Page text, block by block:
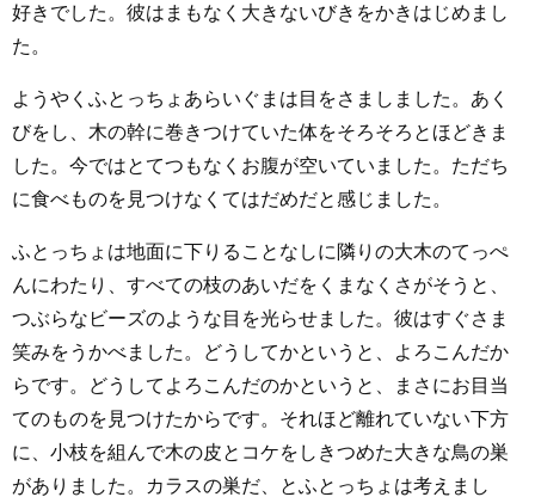
好きでした。彼はまもなく大きないびきをかきはじめまし
た。
ようやくふとっちょあらいぐまは目をさましました。あく
びをし、木の幹に巻きつけていた体をそろそろとほどきま
した。今ではとてつもなくお腹が空いていました。ただち
に食べものを見つけなくてはだめだと感じました。
ふとっちょは地面に下りることなしに隣りの大木のてっぺ
んにわたり、すべての枝のあいだをくまなくさがそうと、
つぶらなビーズのような目を光らせました。彼はすぐさま
笑みをうかべました。どうしてかというと、よろこんだか
らです。どうしてよろこんだのかというと、まさにお目当
てのものを見つけたからです。それほど離れていない下方
に、小枝を組んで木の皮とコケをしきつめた大きな鳥の巣
がありました。カラスの巣だ、とふとっちょは考えまし